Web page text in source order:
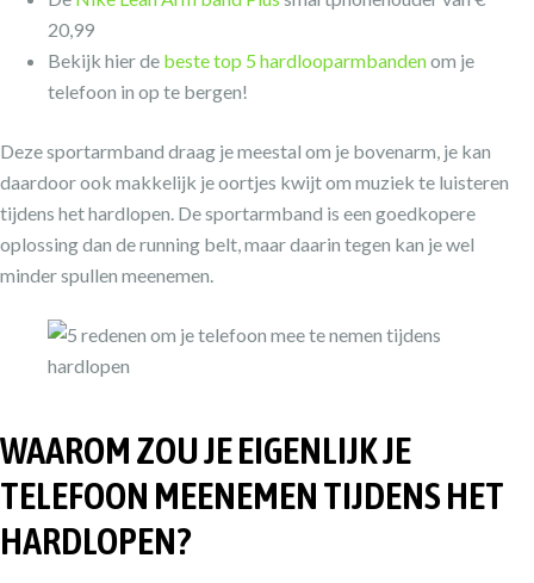
20,99
Bekijk hier de beste top 5 hardlooparmbandenom je
telefoon in op te bergen!
Deze sportarmband draag je meestal om je bovenarm, je kan
daardoor ook makkelijk je oortjes kwijt om muziek te luisteren
tijdens het hardlopen. De sportarmband is een goedkopere
oplossing dan de running belt, maar daarin tegen kan je wel
minder spullen meenemen.
WAAROM ZOU JE EIGENLIJK JE
TELEFOON MEENEMEN TIJDENS HET
HARDLOPEN?